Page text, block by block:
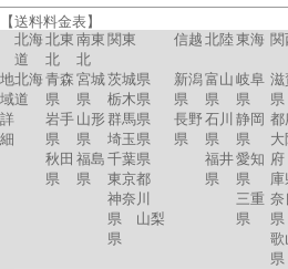
【送料料金表】
北海
道
北東
北
南東
北
関東 信越 北陸 東海 関
地
域
詳
細
北海
道
青森
県
岩手
県
秋田
県
宮城
県
山形
県
福島
県
茨城県
栃木県
群馬県
埼玉県
千葉県
東京都
神奈川
県 山梨
県
新潟
県
長野
県
富山
県
石川
県
福井
県
岐阜
県
静岡
県
愛知
県
三重
県
滋
大
奈
歌